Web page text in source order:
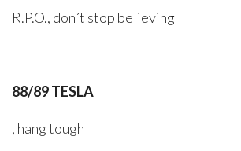
R.P.O., don´t stop believing
88/89 TESLA
, hang tough